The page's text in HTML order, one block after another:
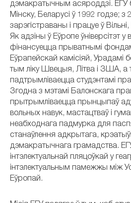
дэмакратычным асяроддзі. ЕГУ
Мінску, Беларусі ў 1992 годзе; з
зарэгістраваны і працуе ў Вільні,
Як адзіны ў Еўропе ўніверсітэт у
фінансуецца прыватнымі
Еўрапейскай камісіяй, Урадамі
тым ліку Швецыя, Літва і ЗША, а
падтрымліваецца студэнтамі
Згодна з мэтамі Балонскага
прытрымліваецца прынцыпаў
вольных навук, мастацтваў і
неабходнага падмурка для
станаўлення адкрытага,
дэмакратычнага грамадства.
інтэлектуальнай пляцоўкай у
інтэлектуальным памежжы між
Еўропай.